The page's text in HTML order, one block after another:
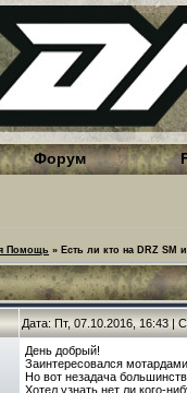
Форум
Помощь » Есть ли кто на DRZ SM
Дата: Пт, 07.10.2016, 16:43 |
День добрый!
Заинтересовался
Но вот незадача
Хотел узнать нет ли кого-